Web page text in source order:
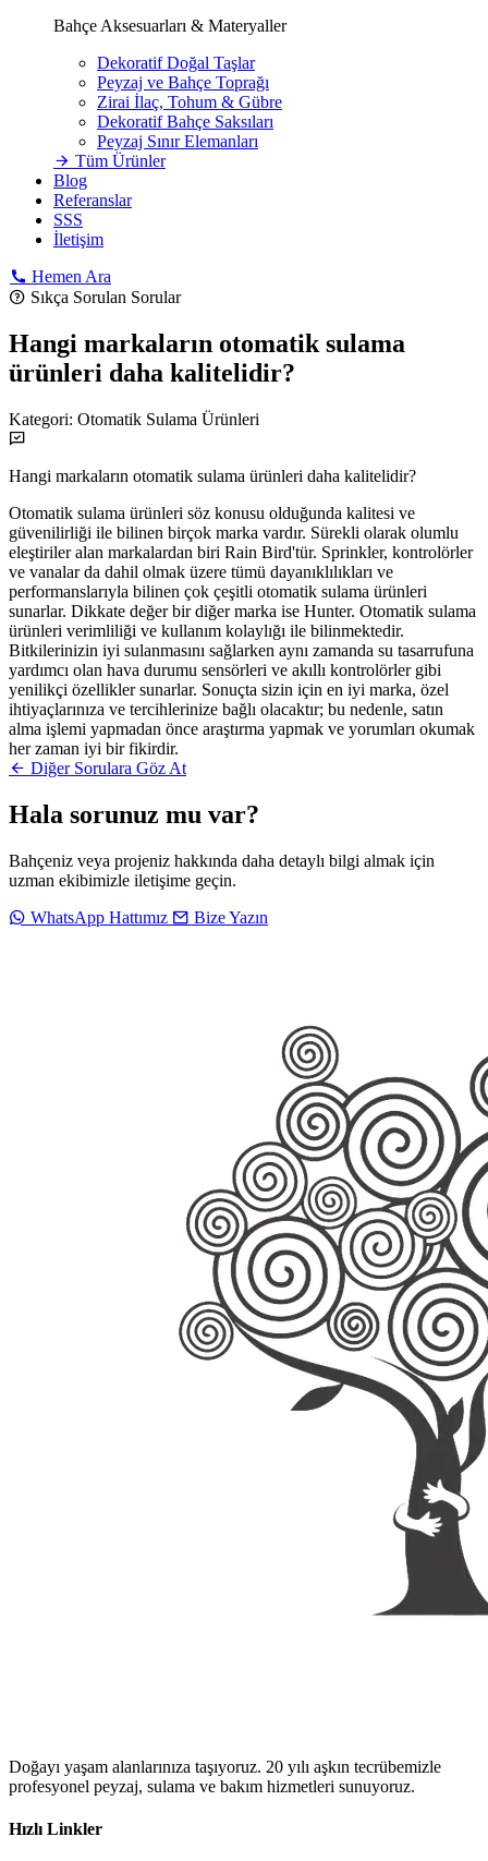
Bahçe Aksesuarları & Materyaller
Dekoratif Doğal Taşlar
Peyzaj ve Bahçe Toprağı
Zirai İlaç, Tohum & Gübre
Dekoratif Bahçe Saksıları
Peyzaj Sınır Elemanları
Tüm Ürünler
Blog
Referanslar
SSS
İletişim
Hemen Ara
Sıkça Sorulan Sorular
Hangi markaların otomatik sulama
ürünleri daha kalitelidir?
Kategori: Otomatik Sulama Ürünleri
Hangi markaların otomatik sulama ürünleri daha kalitelidir?
Otomatik sulama ürünleri söz konusu olduğunda kalitesi ve
güvenilirliği ile bilinen birçok marka vardır. Sürekli olarak olumlu
eleştiriler alan markalardan biri Rain Bird'tür. Sprinkler, kontrolörler
ve vanalar da dahil olmak üzere tümü dayanıklılıkları ve
performanslarıyla bilinen çok çeşitli otomatik sulama ürünleri
sunarlar. Dikkate değer bir diğer marka ise Hunter. Otomatik sulama
ürünleri verimliliği ve kullanım kolaylığı ile bilinmektedir.
Bitkilerinizin iyi sulanmasını sağlarken aynı zamanda su tasarrufuna
yardımcı olan hava durumu sensörleri ve akıllı kontrolörler gibi
yenilikçi özellikler sunarlar. Sonuçta sizin için en iyi marka, özel
ihtiyaçlarınıza ve tercihlerinize bağlı olacaktır; bu nedenle, satın
alma işlemi yapmadan önce araştırma yapmak ve yorumları okumak
her zaman iyi bir fikirdir.
Diğer Sorulara Göz At
Hala sorunuz mu var?
Bahçeniz veya projeniz hakkında daha detaylı bilgi almak için
uzman ekibimizle iletişime geçin.
WhatsApp Hattımız
Bize Yazın
Doğayı yaşam alanlarınıza taşıyoruz. 20 yılı aşkın tecrübemizle
profesyonel peyzaj, sulama ve bakım hizmetleri sunuyoruz.
Hızlı Linkler